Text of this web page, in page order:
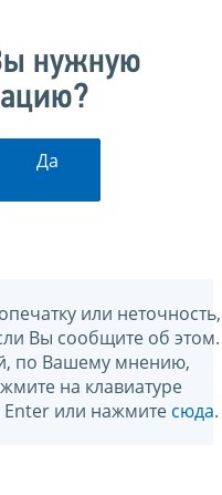
нужную
Да
или неточность,
Вы сообщите об этом.
по Вашему мнению,
на клавиатуре
или нажмите сюда.